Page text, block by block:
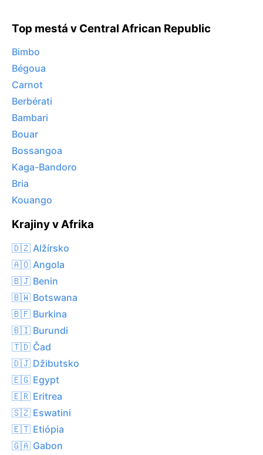
Top mestá v Central African Republic
Bimbo
Bégoua
Carnot
Berbérati
Bambari
Bouar
Bossangoa
Kaga-Bandoro
Bria
Kouango
Krajiny v Afrika
🇩🇿 Alžírsko
🇦🇴 Angola
🇧🇯 Benin
🇧🇼 Botswana
🇧🇫 Burkina
🇧🇮 Burundi
🇹🇩 Čad
🇩🇯 Džibutsko
🇪🇬 Egypt
🇪🇷 Eritrea
🇸🇿 Eswatini
🇪🇹 Etiópia
🇬🇦 Gabon